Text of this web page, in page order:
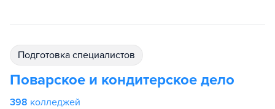
подготовка специалистов
Поварское и кондитерское дело
398 колледжей